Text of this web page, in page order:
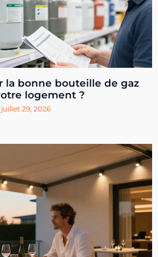
la bonne bouteille de gaz
logement ?
juillet 29, 2026